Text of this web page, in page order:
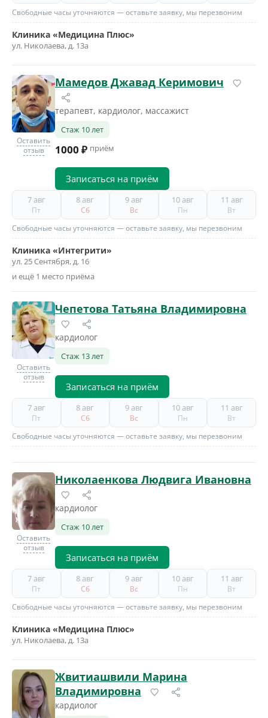
Свободные часы уточняются — оставьте заявку, мы перезвоним
Клиника «Медицина Плюс»
ул. Николаева, д. 13а
Оставить
отзыв
Мамедов Джавад Керимович
терапевт, кардиолог, массажист
Стаж 10 лет
1000 ₽ приём
Записаться на приём
7 авг
Пт
8 авг
Сб
9 авг
Вс
10 авг
Пн
11 авг
Вт
Свободные часы уточняются — оставьте заявку, мы перезвоним
Клиника «Интегрити»
ул. 25 Сентября, д. 16
и ещё 1 место приёма
Оставить
отзыв
Чепетова Татьяна Владимировна
кардиолог
Стаж 13 лет
Записаться на приём
7 авг
Пт
8 авг
Сб
9 авг
Вс
10 авг
Пн
11 авг
Вт
Свободные часы уточняются — оставьте заявку, мы перезвоним
Оставить
отзыв
Николаенкова Людвига Ивановна
кардиолог
Стаж 10 лет
Записаться на приём
7 авг
Пт
8 авг
Сб
9 авг
Вс
10 авг
Пн
11 авг
Вт
Свободные часы уточняются — оставьте заявку, мы перезвоним
Клиника «Медицина Плюс»
ул. Николаева, д. 13а
Жвитиашвили Марина
Владимировна
кардиолог